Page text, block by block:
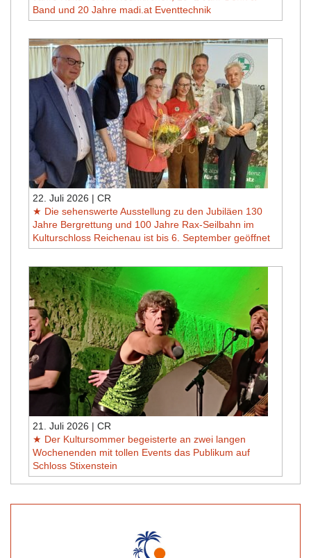
Band und 20 Jahre madi.at Eventtechnik
22. Juli 2026 | CR
Die sehenswerte Ausstellung zu den Jubiläen 130
Jahre Bergrettung und 100 Jahre Rax-Seilbahn im
Kulturschloss Reichenau ist bis 6. September geöffnet
21. Juli 2026 | CR
Der Kultursommer begeisterte an zwei langen
Wochenenden mit tollen Events das Publikum auf
Schloss Stixenstein